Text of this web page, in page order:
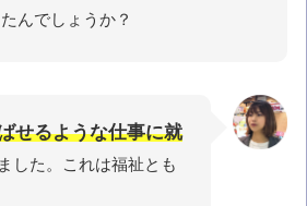
んでしょうか？
せるような仕事に就
した。これは福祉とも